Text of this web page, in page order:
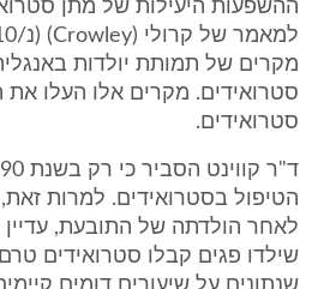
ההשפעות היעילות של מתן
מקרים של תמותת יולדות
סטרואידים. מקרים אלו העלו
סטרואידים.
שילדו פגים קבלו סטרואידים